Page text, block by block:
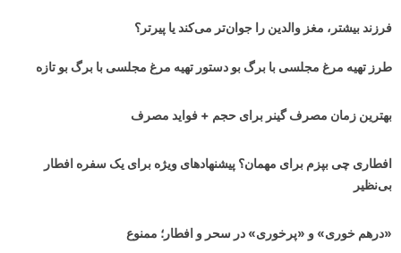
فرزند بیشتر، مغز والدین را جوان‌تر می‌کند یا پیرتر؟
طرز تهیه مرغ مجلسی با برگ بو دستور تهیه مرغ مجلسی با برگ بو تازه
بهترین زمان مصرف گینر برای حجم + فواید مصرف
افطاری چی بپزم برای مهمان؟ پیشنهادهای ویژه برای یک سفره افطار
بی‌نظیر
«درهم خوری» و «پرخوری» در سحر و افطار؛ ممنوع